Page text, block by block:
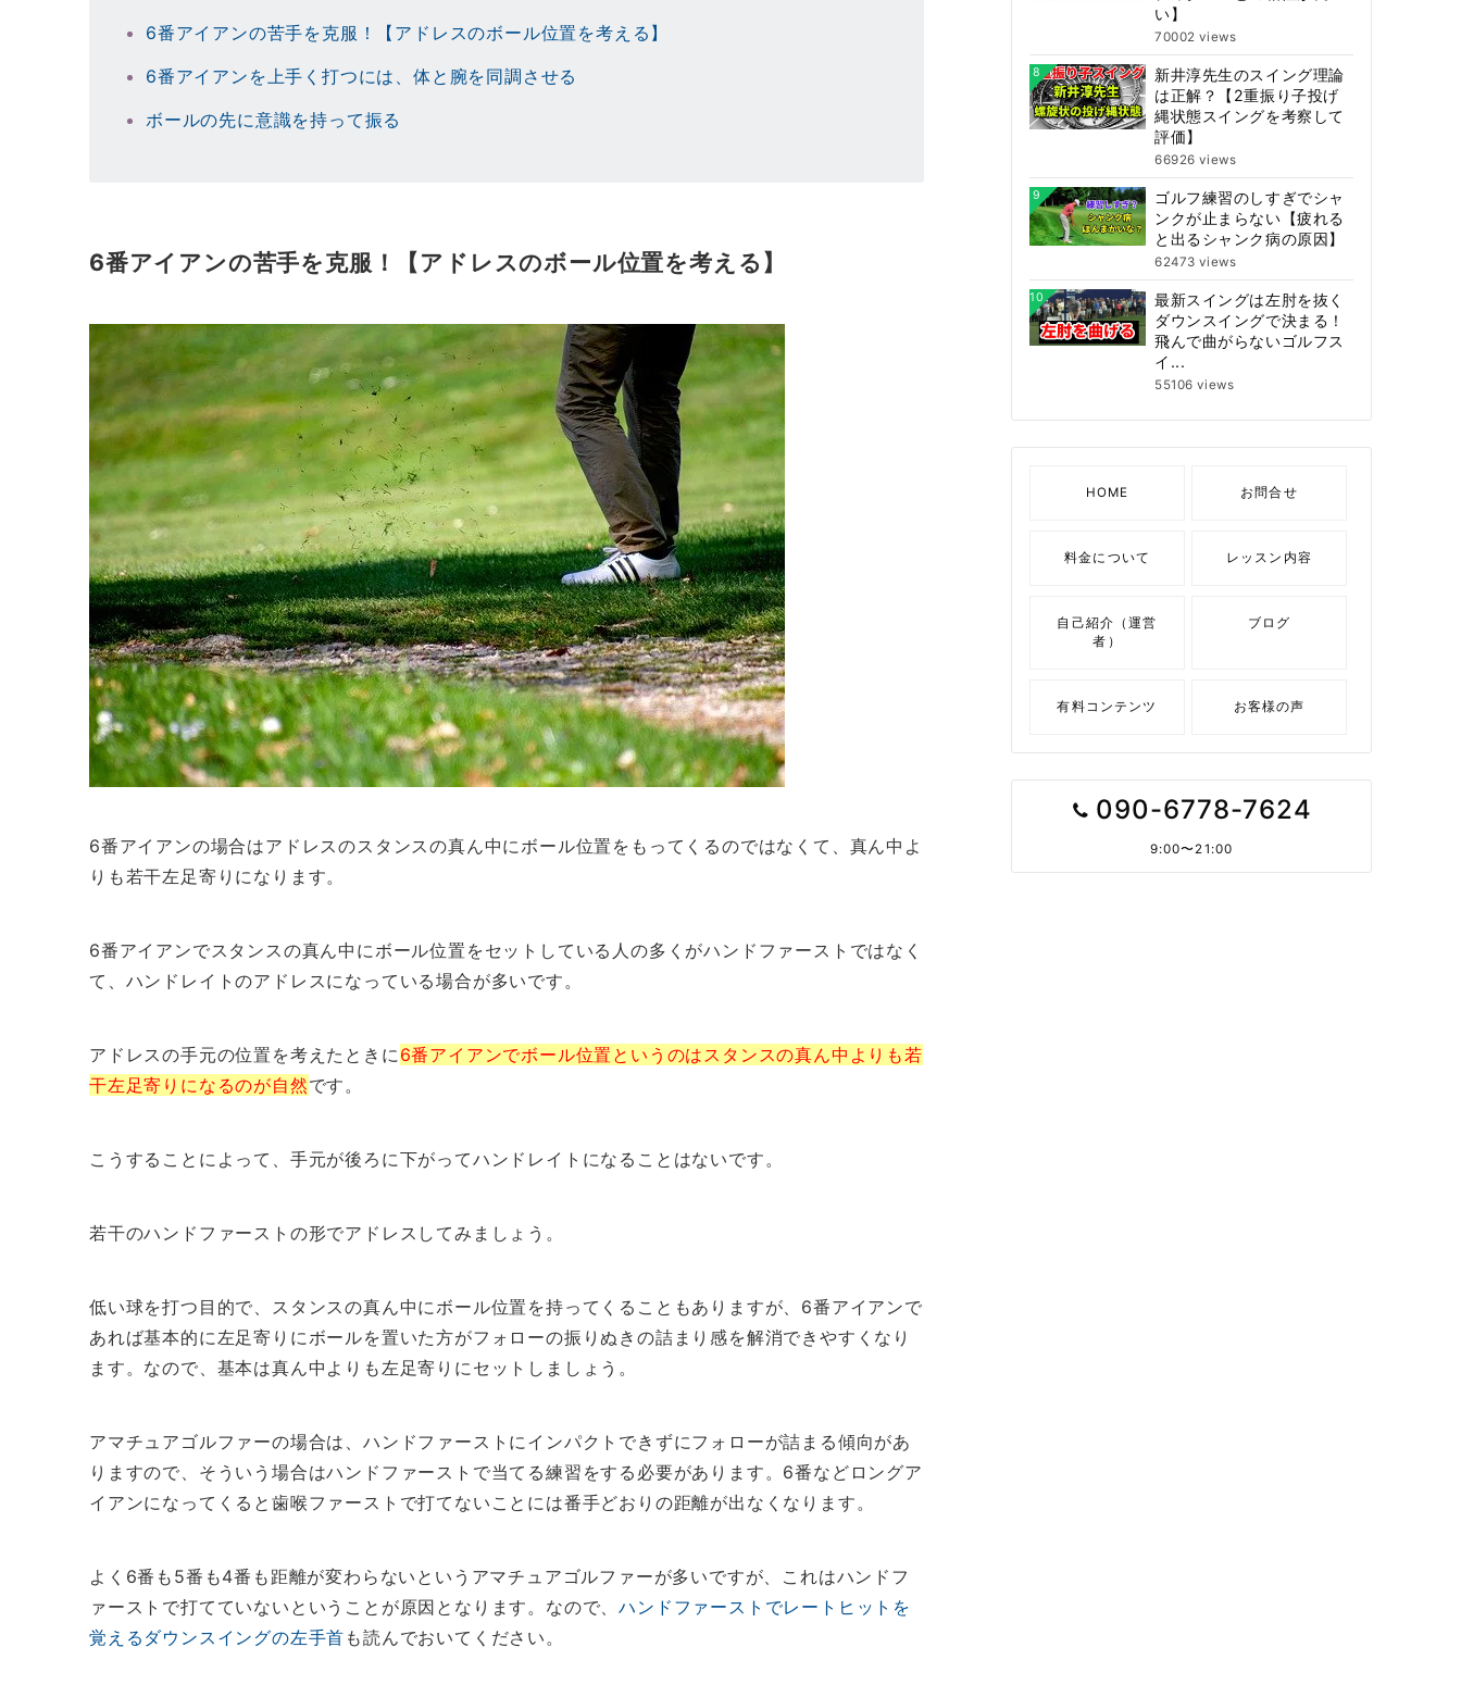
6番アイアンの苦手を克服！【アドレスのボール位置を考える】
6番アイアンを上手く打つには、体と腕を同調させる
ボールの先に意識を持って振る
6番アイアンの苦手を克服！【アドレスのボール位置を考える】
6番アイアンの場合はアドレスのスタンスの真ん中にボール位置をもってくるのではなくて、真ん中よ
りも若干左足寄りになります。
6番アイアンでスタンスの真ん中にボール位置をセットしている人の多くがハンドファーストではなく
て、ハンドレイトのアドレスになっている場合が多いです。
アドレスの手元の位置を考えたときに6番アイアンでボール位置というのはスタンスの真ん中よりも若
干左足寄りになるのが自然です。
こうすることによって、手元が後ろに下がってハンドレイトになることはないです。
若干のハンドファーストの形でアドレスしてみましょう。
低い球を打つ目的で、スタンスの真ん中にボール位置を持ってくることもありますが、6番アイアンで
あれば基本的に左足寄りにボールを置いた方がフォローの振りぬきの詰まり感を解消できやすくなり
ます。なので、基本は真ん中よりも左足寄りにセットしましょう。
アマチュアゴルファーの場合は、ハンドファーストにインパクトできずにフォローが詰まる傾向があ
りますので、そういう場合はハンドファーストで当てる練習をする必要があります。6番などロングア
イアンになってくると歯喉ファーストで打てないことには番手どおりの距離が出なくなります。
よく6番も5番も4番も距離が変わらないというアマチュアゴルファーが多いですが、これはハンドフ
ァーストで打てていないということが原因となります。なので、ハンドファーストでレートヒットを
覚えるダウンスイングの左手首 も読んでおいてください。
い】
70002 views
8
新井淳先生のスイング理論
は正解？【2重振り子投げ
縄状態スイングを考察して
評価】
66926 views
9
ゴルフ練習のしすぎでシャ
ンクが止まらない【疲れる
と出るシャンク病の原因】
62473 views
10
最新スイングは左肘を抜く
ダウンスイングで決まる！
飛んで曲がらないゴルフス
イ...
55106 views
HOME お問合せ
料金について レッスン内容
自己紹介（運営
者）
ブログ
有料コンテンツ お客様の声
090-6778-7624
9:00〜21:00